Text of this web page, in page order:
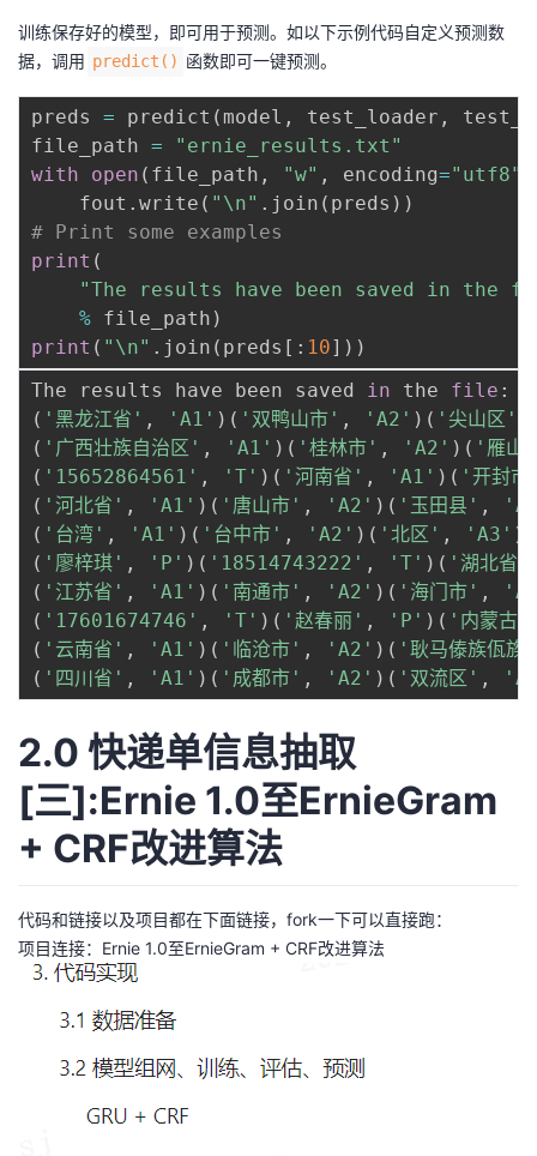
训练保存好的模型，即可用于预测。如以下示例代码自定义预测数
据，调用 predict() 函数即可一键预测。
preds = predict ( model , test_loader ,
file_path =
"ernie_results.txt"
with
open ( file_path , "w" , encoding="utf8"
    fout
. write ( "\n" . join ( preds ) )
# Print some examples
print (
"The results have been saved in the
% file_path )
print ( "\n" . join ( preds [ : 10] ) )
The results have been saved in the file :
( '黑龙江省' , 'A1' ) ( '双鸭山市' , 'A2' ) ( '尖山区'
( '广西壮族自治区' , 'A1' ) ( '桂林市' , 'A2' ) ( '雁山
( '15652864561' , 'T' ) ( '河南省' , 'A1' ) ( '开封
( '河北省' , 'A1' ) ( '唐山市' , 'A2' ) ( '玉田县' ,
( '台湾' , 'A1' ) ( '台中市' , 'A2' ) ( '北区' , 'A3' )
( '廖梓琪' , 'P' ) ( '18514743222' , 'T' ) ( '湖北省'
( '江苏省' , 'A1' ) ( '南通市' , 'A2' ) ( '海门市' ,
( '17601674746' , 'T' ) ( '赵春丽' , 'P' ) ( '内蒙古
( '云南省' , 'A1' ) ( '临沧市' , 'A2' ) ( '耿马傣族佤族
( '四川省' , 'A1' ) ( '成都市' , 'A2' ) ( '双流区' ,
2.0 快递单信息抽取
[三]:Ernie 1.0至ErnieGram
+ CRF改进算法
代码和链接以及项目都在下面链接，fork一下可以直接跑：
项目连接：Ernie 1.0至ErnieGram + CRF改进算法